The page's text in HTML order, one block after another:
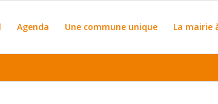
Agenda Une commune unique La mairie